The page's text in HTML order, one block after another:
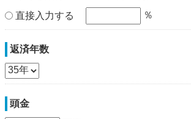
直接入力する ％
返済年数
頭金